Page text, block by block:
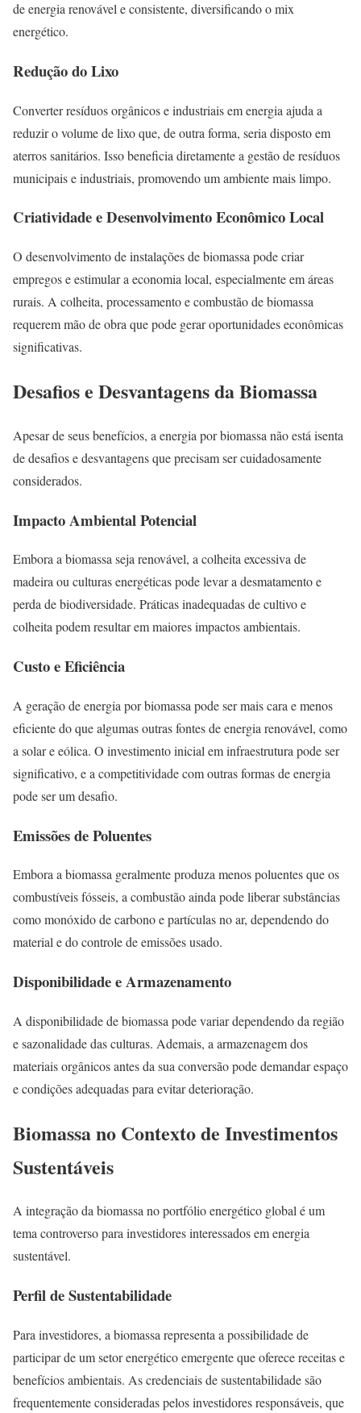
de energia renovável e consistente, diversificando o mix
energético.
Redução do Lixo
Converter resíduos orgânicos e industriais em energia ajuda a
reduzir o volume de lixo que, de outra forma, seria disposto em
aterros sanitários. Isso beneficia diretamente a gestão de resíduos
municipais e industriais, promovendo um ambiente mais limpo.
Criatividade e Desenvolvimento Econômico Local
O desenvolvimento de instalações de biomassa pode criar
empregos e estimular a economia local, especialmente em áreas
rurais. A colheita, processamento e combustão de biomassa
requerem mão de obra que pode gerar oportunidades econômicas
significativas.
Desafios e Desvantagens da Biomassa
Apesar de seus benefícios, a energia por biomassa não está isenta
de desafios e desvantagens que precisam ser cuidadosamente
considerados.
Impacto Ambiental Potencial
Embora a biomassa seja renovável, a colheita excessiva de
madeira ou culturas energéticas pode levar a desmatamento e
perda de biodiversidade. Práticas inadequadas de cultivo e
colheita podem resultar em maiores impactos ambientais.
Custo e Eficiência
A geração de energia por biomassa pode ser mais cara e menos
eficiente do que algumas outras fontes de energia renovável, como
a solar e eólica. O investimento inicial em infraestrutura pode ser
significativo, e a competitividade com outras formas de energia
pode ser um desafio.
Emissões de Poluentes
Embora a biomassa geralmente produza menos poluentes que os
combustíveis fósseis, a combustão ainda pode liberar substâncias
como monóxido de carbono e partículas no ar, dependendo do
material e do controle de emissões usado.
Disponibilidade e Armazenamento
A disponibilidade de biomassa pode variar dependendo da região
e sazonalidade das culturas. Ademais, a armazenagem dos
materiais orgânicos antes da sua conversão pode demandar espaço
e condições adequadas para evitar deterioração.
Biomassa no Contexto de Investimentos
Sustentáveis
A integração da biomassa no portfólio energético global é um
tema controverso para investidores interessados em energia
sustentável.
Perfil de Sustentabilidade
Para investidores, a biomassa representa a possibilidade de
participar de um setor energético emergente que oferece receitas e
benefícios ambientais. As credenciais de sustentabilidade são
frequentemente consideradas pelos investidores responsáveis, que